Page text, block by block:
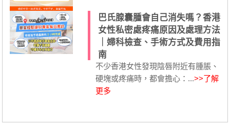
巴氏腺囊腫會自己消失嗎？香港
女性私密處疼痛原因及處理方法
｜婦科檢查、手術方式及費用指
南
不少香港女性發現陰唇附近有腫脹、
硬塊或疼痛時，都會擔心：...>>了解
更多